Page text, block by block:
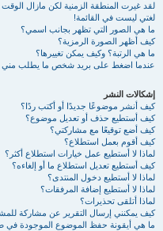
لقد غيرت المنطقة الزمنية لكن مازال
لغتي ليست في القائمة!
ما هي الصور التي تظهر بجانب اسمي؟
كيف أظهر الصورة الرمزية؟
ما هي الرتبة؟ وكيف يمكن تغييرها؟
عندما اضغط على بريد شخص ما يطلب مني
إشكالات النشر
كيف أنشر موضوعًا جديدًا أو أكتب ردًا؟
كيف أستطيع حذف أو تعديل موضوع؟
كيف أضع توقيعًا مع مشاركتي؟
كيف أقوم بعمل استطلاع؟
لماذا لا أستطيع عمل خيارات استطلاع أكثر؟
كيف أستطيع تعديل استطلاع ما أو إلغاءه؟
لماذا لا أستطيع دخول المنتدى؟
لماذا لا أستطيع إضافة المرفقات؟
لماذا أتلقى تحذيرات؟
كيف يمكنني إرسال التقرير عن مشاركة
ما هي أيقونة حفظ الموضوع الموجودة في